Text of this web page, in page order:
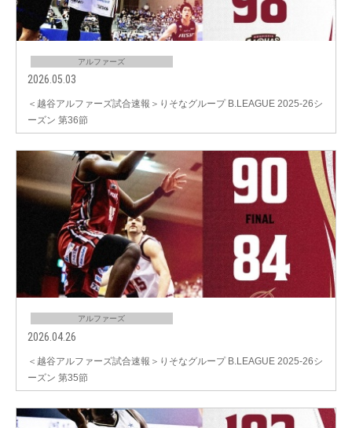
アルファーズ
2026.05.03
＜越谷アルファーズ試合速報＞りそなグループ B.LEAGUE 2025-26シ
ーズン 第36節
アルファーズ
2026.04.26
＜越谷アルファーズ試合速報＞りそなグループ B.LEAGUE 2025-26シ
ーズン 第35節